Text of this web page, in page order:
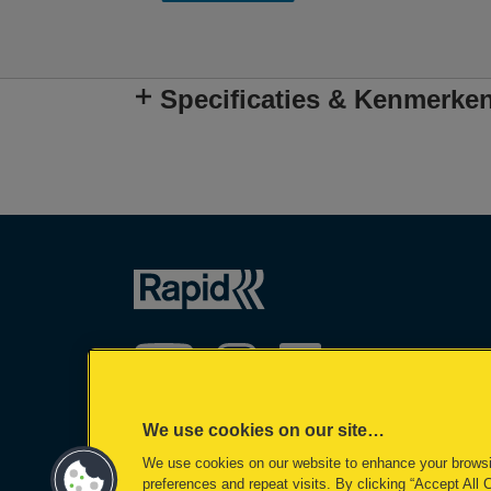
Specificaties &
©2026 ACCO Brands
We use cookies on our site…
We use cookies on our website to enhance your
preferences and repeat visits. By clicking “Accept All